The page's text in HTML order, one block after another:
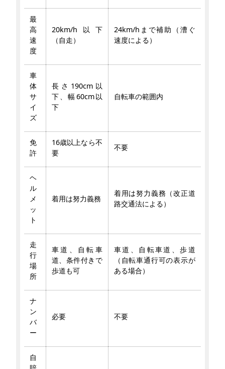
最
高
速
度
20km/h以下
（自走）
24km/hまで補助（漕ぐ
速度による）
車
体
サ
イ
ズ
長さ190cm以
下、幅60cm以
下
自転車の範囲内
免
許
16歳以上なら不
要
不要
ヘ
ル
メ
ッ
ト
着用は努力義務
着用は努力義務（改正道
路交通法による）
走
行
場
所
車道、自転車
道、条件付きで
歩道も可
車道、自転車道、歩道
（自転車通行可の表示が
ある場合）
ナ
ン
バ
ー
必要 不要
自